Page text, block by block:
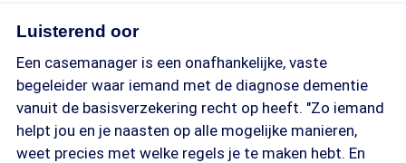
Luisterend oor
Een casemanager is een onafhankelijke, vaste
begeleider waar iemand met de diagnose dementie
vanuit de basisverzekering recht op heeft. "Zo iemand
helpt jou en je naasten op alle mogelijke manieren,
weet precies met welke regels je te maken hebt. En